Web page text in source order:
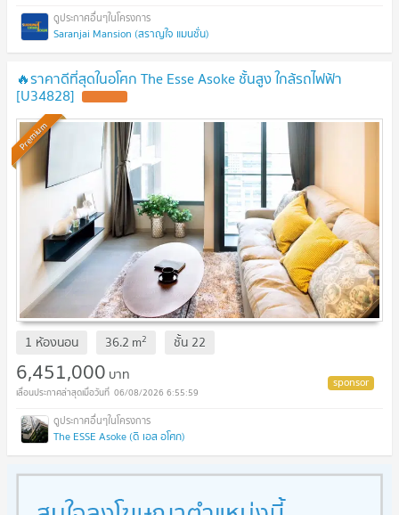
Saranjai Mansion (สราญใจ แมนชั่น)
🔥ราคาดีที่สุดในอโศก The Esse Asoke ชั้นสูง ใกล้รถไฟฟ้า
[U34828]
Premium
1 ห้องนอน 36.2 m2 ชั้น 22
6,451,000 บาท
06/08/2026 6:55:59
The ESSE Asoke (ดิ เอส อโศก)